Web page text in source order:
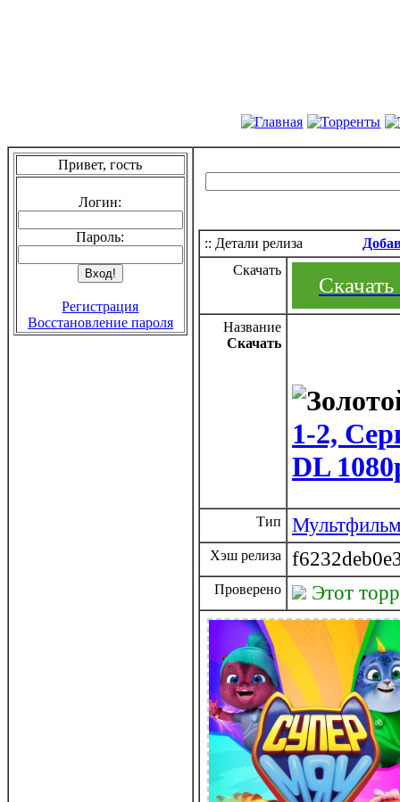
Привет, гость
Логин:
Пароль:
Регистрация
Восстановление пароля
:: Детали релиза
Скачать
Название
Скачать
1-2,
DL
Тип
Хэш релиза
Проверено Этот